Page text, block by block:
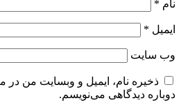
نام *
ایمیل *
وب‌ سایت
ذخیره نام، ایمیل و وبسایت من در
دوباره دیدگاهی می‌نویسم.